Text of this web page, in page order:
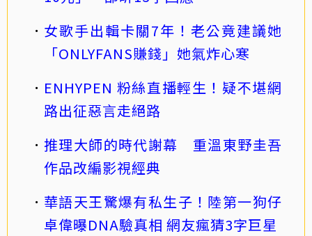
女歌手出輯卡關7年！老公竟建議她
「ONLYFANS賺錢」她氣炸心寒
ENHYPEN 粉絲直播輕生！疑不堪網
路出征惡言走絕路
推理大師的時代謝幕 重溫東野圭吾
作品改編影視經典
華語天王驚爆有私生子！陸第一狗仔
卓偉曝DNA驗真相 網友瘋猜3字巨星